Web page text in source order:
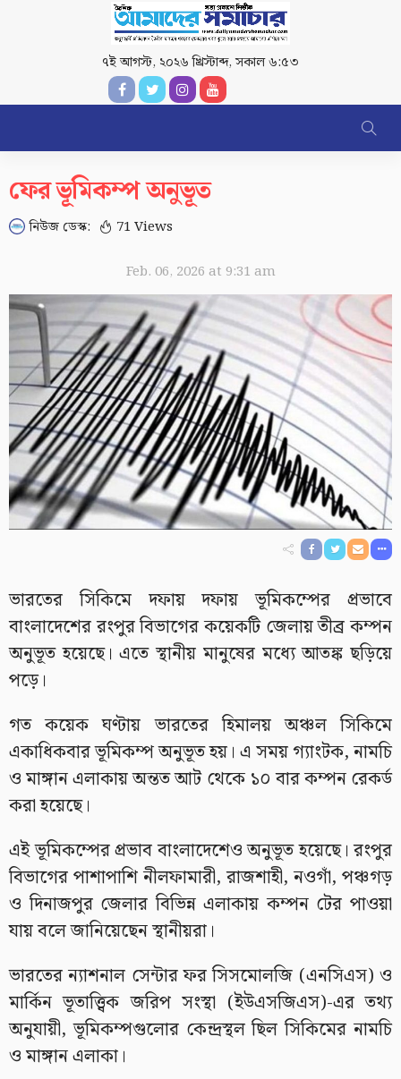
৭ই আগস্ট, ২০২৬ খ্রিস্টাব্দ,সকাল ৬:৫৩
ফের ভূমিকম্প অনুভূত
নিউজ ডেস্ক: 71 Views
Feb. 06, 2026 at 9:31 am
ভারতের সিকিমে দফায় দফায় ভূমিকম্পের প্রভাবে
বাংলাদেশের রংপুর বিভাগের কয়েকটি জেলায় তীব্র কম্পন
অনুভূত হয়েছে। এতে স্থানীয় মানুষের মধ্যে আতঙ্ক ছড়িয়ে
পড়ে।
গত কয়েক ঘণ্টায় ভারতের হিমালয় অঞ্চল সিকিমে
একাধিকবার ভূমিকম্প অনুভূত হয়। এ সময় গ্যাংটক, নামচি
ও মাঙ্গান এলাকায় অন্তত আট থেকে ১০ বার কম্পন রেকর্ড
করা হয়েছে।
এই ভূমিকম্পের প্রভাব বাংলাদেশেও অনুভূত হয়েছে। রংপুর
বিভাগের পাশাপাশি নীলফামারী, রাজশাহী, নওগাঁ, পঞ্চগড়
ও দিনাজপুর জেলার বিভিন্ন এলাকায় কম্পন টের পাওয়া
যায় বলে জানিয়েছেন স্থানীয়রা।
ভারতের ন্যাশনাল সেন্টার ফর সিসমোলজি (এনসিএস) ও
মার্কিন ভূতাত্ত্বিক জরিপ সংস্থা (ইউএসজিএস)-এর তথ্য
অনুযায়ী, ভূমিকম্পগুলোর কেন্দ্রস্থল ছিল সিকিমের নামচি
ও মাঙ্গান এলাকা।